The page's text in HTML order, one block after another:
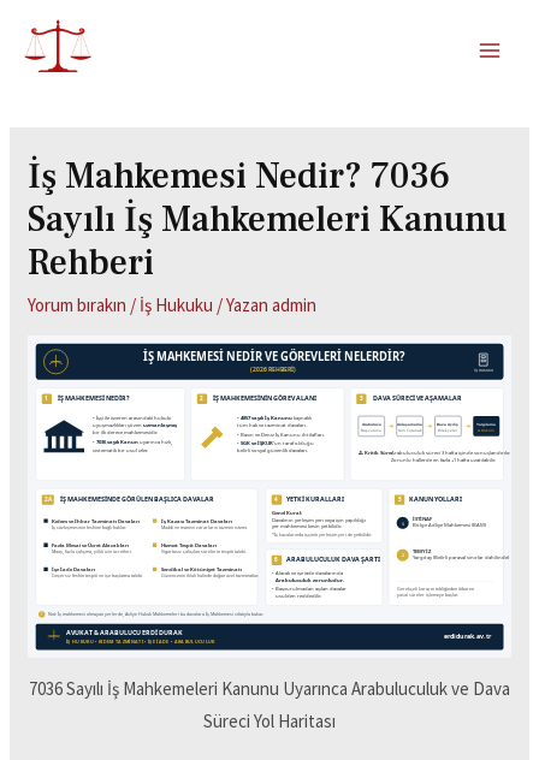
İş Mahkemesi Nedir? 7036
Sayılı İş Mahkemeleri Kanunu
Rehberi
Yorum bırakın / İş Hukuku / Yazan admin
7036 Sayılı İş Mahkemeleri Kanunu Uyarınca Arabuluculuk ve Dava
Süreci Yol Haritası